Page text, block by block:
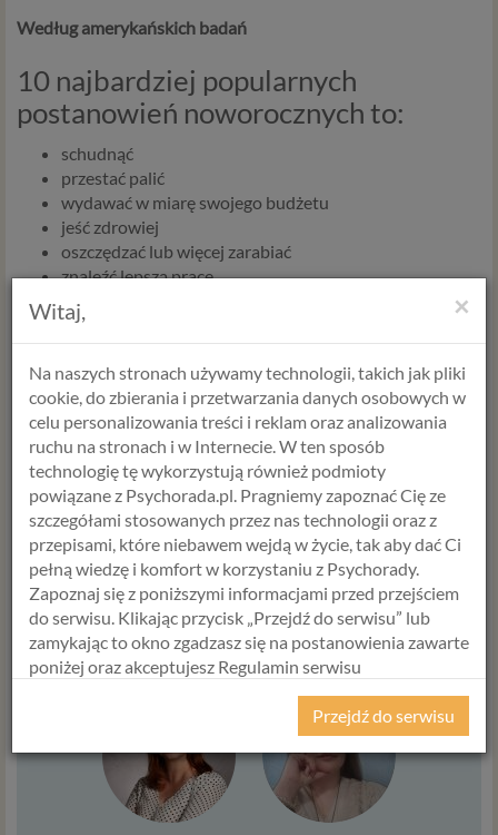
Według amerykańskich badań
10 najbardziej popularnych
postanowień noworocznych to:
schudnąć
przestać palić
wydawać w miarę swojego budżetu
jeść zdrowiej
oszczędzać lub więcej zarabiać
znaleźć lepszą pracę
być bardziej zorganizowanym
ćwiczyć więcej
mieć więcej cierpliwości w stosunku do innych
spędzać więcej czasu z rodziną
A jakie są Twoje postanowienia? Co Ciebie motywuje do
działania, a co zniechęca? Podziel się w komentarzu ;)
WYBIERZ USŁUGĘ, SPECJALISTĘ
I TERMIN
USŁUGA
×
Witaj,
Na naszych stronach używamy technologii, takich jak pliki
cookie, do zbierania i przetwarzania danych osobowych w
celu personalizowania treści i reklam oraz analizowania
ruchu na stronach i w Internecie. W ten sposób
technologię tę wykorzystują również podmioty
powiązane z Psychorada.pl. Pragniemy zapoznać Cię ze
szczegółami stosowanych przez nas technologii oraz z
przepisami, które niebawem wejdą w życie, tak aby dać Ci
pełną wiedzę i komfort w korzystaniu z Psychorady.
Zapoznaj się z poniższymi informacjami przed przejściem
do serwisu. Klikając przycisk „Przejdź do serwisu” lub
zamykając to okno zgadzasz się na postanowienia zawarte
poniżej oraz akceptujesz Regulamin serwisu
Z dniem 25 maja 2018 r. rozpoczyna obowiązywanie
Rozporządzenie Parlamentu Europejskiego i Rady (UE)
2016/679 z dnia 27 kwietnia 2016 r. w sprawie ochrony
Przejdź do serwisu